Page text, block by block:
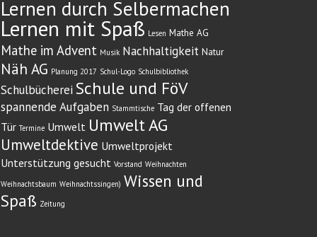
Lernen durch Selbermachen
Lernen mit Spaß Lesen Mathe AG
Mathe im Advent Musik Nachhaltigkeit Natur
Näh AG Planung 2017 Schul-Logo Schulbibliothek
Schulbücherei Schule und FöV
spannende Aufgaben Stammtische Tag der offenen
Tür Termine Umwelt Umwelt AG
Umweltdektive Umweltprojekt
Unterstützung gesucht Vorstand Weihnachten
Weihnachtsbaum Weihnachtssingen) Wissen und
Spaß Zeitung